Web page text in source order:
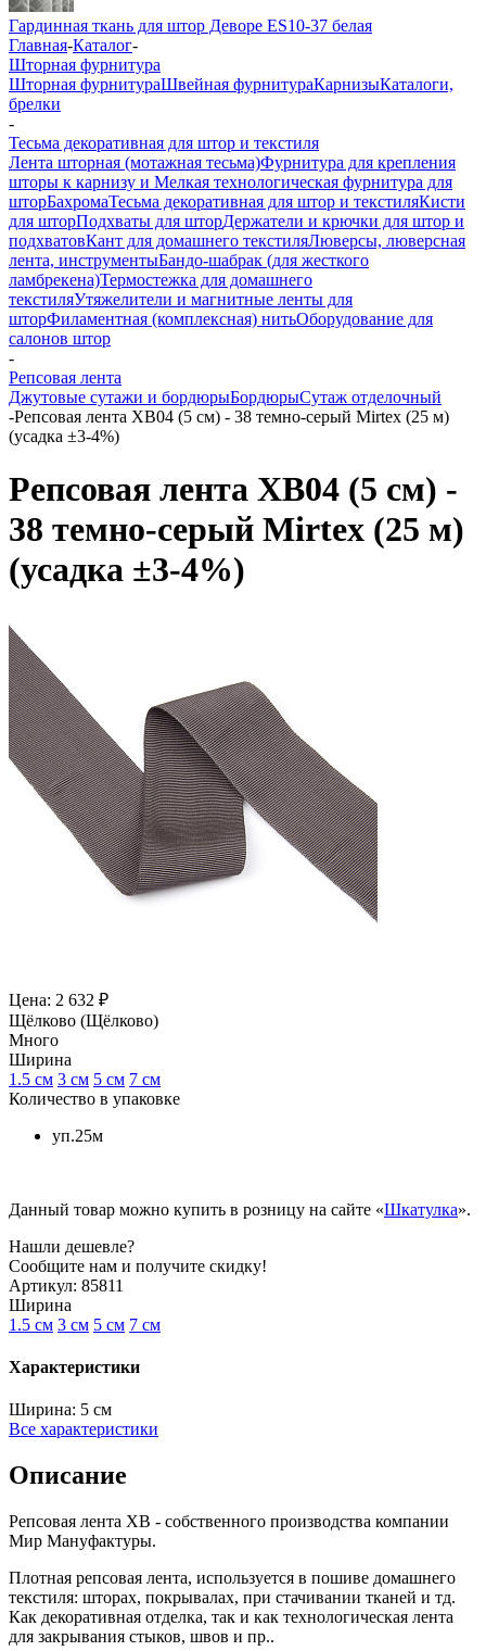
Гардинная ткань для штор Деворе ES10-37 белая
Главная-Каталог-
Шторная фурнитура
Шторная фурнитураШвейная фурнитураКарнизыКаталоги,
брелки
-
Тесьма декоративная для штор и текстиля
Лента шторная (мотажная тесьма)Фурнитура для крепления
шторы к карнизу и Мелкая технологическая фурнитура для
шторБахромаТесьма декоративная для штор и текстиляКисти
для шторПодхваты для шторДержатели и крючки для штор и
подхватовКант для домашнего текстиляЛюверсы, люверсная
лента, инструментыБандо-шабрак (для жесткого
ламбрекена)Термостежка для домашнего
текстиляУтяжелители и магнитные ленты для
шторФиламентная (комплексная) нитьОборудование для
салонов штор
-
Репсовая лента
Джутовые сутажи и бордюрыБордюрыСутаж отделочный
-Репсовая лента XB04 (5 см) - 38 темно-серый Mirtex (25 м)
(усадка ±3-4%)
Репсовая лента XB04 (5 см) -
38 темно-серый Mirtex (25 м)
(усадка ±3-4%)
Цена: 2 632 ₽
Щёлково (Щёлково)
Много
Ширина
1.5 см 3 см 5 см 7 см
Количество в упаковке
уп.25м
Данный товар можно купить в розницу на сайте «Шкатулка».
Нашли дешевле?
Сообщите нам и получите скидку!
Артикул: 85811
Ширина
1.5 см 3 см 5 см 7 см
Характеристики
Ширина: 5 см
Все характеристики
Описание
Репсовая лента XB - собственного производства компании
Мир Мануфактуры.
Плотная репсовая лента, используется в пошиве домашнего
текстиля: шторах, покрывалах, при стачивании тканей и тд.
Как декоративная отделка, так и как технологическая лента
для закрывания стыков, швов и пр..